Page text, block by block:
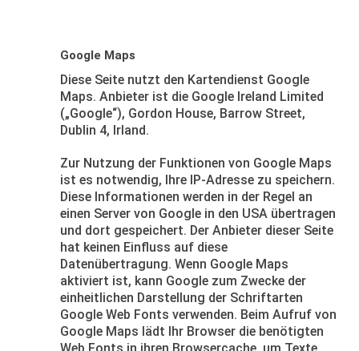
Google Maps
Diese Seite nutzt den Kartendienst Google
Maps. Anbieter ist die Google Ireland Limited
(„Google“), Gordon House, Barrow Street,
Dublin 4, Irland.
Zur Nutzung der Funktionen von Google Maps
ist es notwendig, Ihre IP-Adresse zu speichern.
Diese Informationen werden in der Regel an
einen Server von Google in den USA übertragen
und dort gespeichert. Der Anbieter dieser Seite
hat keinen Einfluss auf diese
Datenübertragung. Wenn Google Maps
aktiviert ist, kann Google zum Zwecke der
einheitlichen Darstellung der Schriftarten
Google Web Fonts verwenden. Beim Aufruf von
Google Maps lädt Ihr Browser die benötigten
Web Fonts in ihren Browsercache, um Texte